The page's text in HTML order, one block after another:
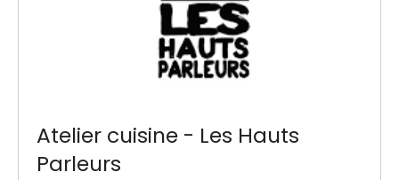
Atelier cuisine - Les Hauts
Parleurs